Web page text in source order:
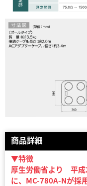
商品詳細
▼特徴
厚生労働省より 平成
に、MC-780A-Nが採